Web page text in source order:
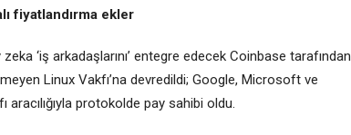
fiyatlandırma ekler
‘iş arkadaşlarını’ entegre edecek Coinbase tarafından
Linux Vakfı’na devredildi; Google, Microsoft ve
protokolde pay sahibi oldu.